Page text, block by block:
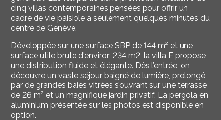
cinq villas contemporaines pensées pour offrir un
cadre de vie paisible à seulement quelques minutes du
centre de Genève.
Développée sur une surface SBP de 144 m² et une
surface utile brute d'environ 234 m2, la villa E propose
une distribution fluide et élégante. Dès l’entrée, on
découvre un vaste séjour baigné de lumière, prolongé
par de grandes baies vitrées s’ouvrant sur une terrasse
de 26 m² et un magnifique jardin privatif. La pergola en
aluminium présentée sur les photos est disponible en
option.